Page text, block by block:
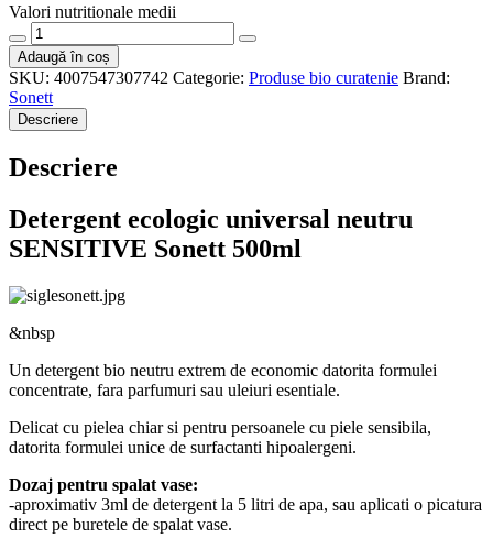
Valori nutritionale medii
Cantitate
Detergent
lichid
universal
sensitive
ecologic
Sonett
Adaugă în coș
SKU: 4007547307742 Categorie: Produse bio curatenie Brand:
Sonett
Descriere
Descriere
Detergent ecologic universal neutru
SENSITIVE Sonett 500ml
&nbsp
Un detergent bio neutru extrem de economic datorita formulei
concentrate, fara parfumuri sau uleiuri esentiale.
Delicat cu pielea chiar si pentru persoanele cu piele sensibila,
datorita formulei unice de surfactanti hipoalergeni.
Dozaj pentru spalat vase:
-aproximativ 3ml de detergent la 5 litri de apa, sau aplicati o picatura
direct pe buretele de spalat vase.